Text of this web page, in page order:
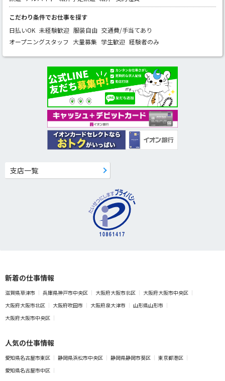
こだわり条件でお仕事を探す
日払いOK 未経験歓迎 服装自由 交通費/手当てあり
オープニングスタッフ 大量募集 学生歓迎 経験者のみ
支店一覧
新着の仕事情報
滋賀県草津市 兵庫県神戸市中央区 大阪府大阪市北区
大阪府大阪市中央区
大阪府大阪市北区
大阪府吹田市 大阪府泉大津市
山形県山形市
大阪府大阪市中央区
人気の仕事情報
愛知県名古屋市東区 静岡県浜松市中央区 静岡県静岡市葵区
東京都港区
愛知県名古屋市中区